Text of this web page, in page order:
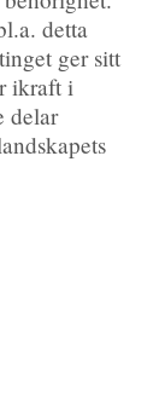
detta
ger sitt
ikraft i
delar